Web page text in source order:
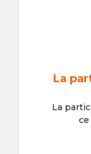
La
La